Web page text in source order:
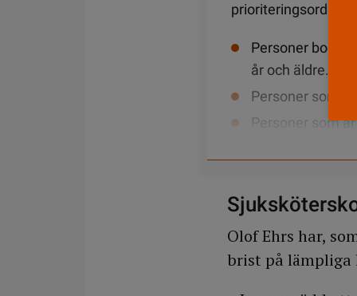
prioriteringsordning:
Personer
år och äldre.
Personer som
Personer som
Personer
Personal inom vård
vidare till personer
Olof Ehrs har,
brist på lämpliga